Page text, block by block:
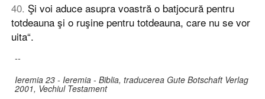
40. Şi voi aduce asupra voastră o batjocură pentru
totdeauna şi o ruşine pentru totdeauna, care nu se vor
uita“.
--
Ieremia 23 - Ieremia - Biblia, traducerea Gute Botschaft Verlag
2001, Vechiul Testament